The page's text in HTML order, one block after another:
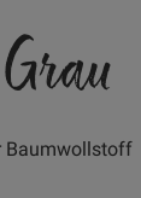
Baumwollstoff